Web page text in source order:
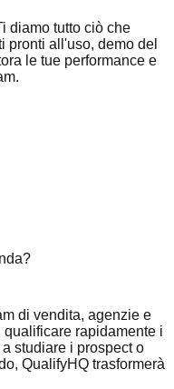
diamo tutto ciò che
pronti all'uso, demo del
le tue performance e
di vendita, agenzie e
rapidamente i
studiare i prospect o
QualifyHQ trasformerà